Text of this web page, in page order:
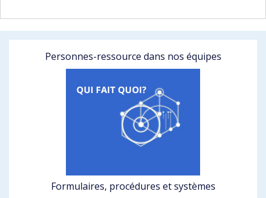
Personnes-ressource dans nos équipes
Formulaires, procédures et systèmes